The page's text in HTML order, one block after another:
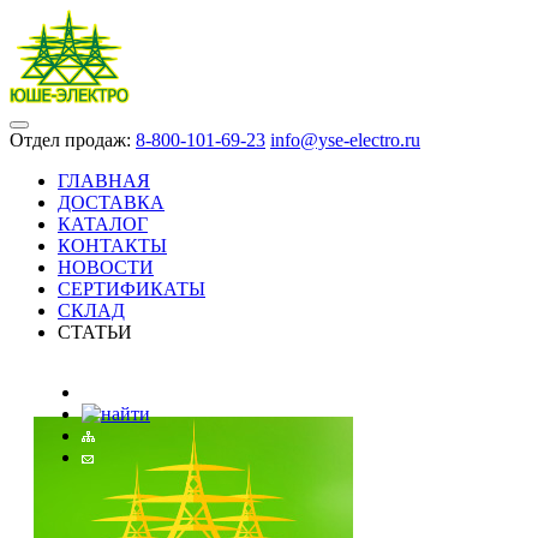
Отдел продаж: 8-800-101-69-23 info@yse-electro.ru
ГЛАВНАЯ
ДОСТАВКА
КАТАЛОГ
КОНТАКТЫ
НОВОСТИ
СЕРТИФИКАТЫ
СКЛАД
СТАТЬИ